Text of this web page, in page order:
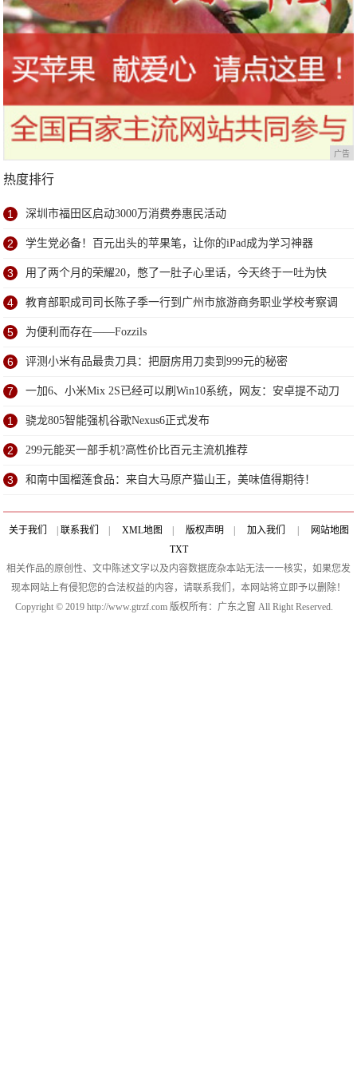
广告
热度排行
1 深圳市福田区启动3000万消费券惠民活动
2 学生党必备！百元出头的苹果笔，让你的iPad成为学习神器
3 用了两个月的荣耀20，憋了一肚子心里话，今天终于一吐为快
4 教育部职成司司长陈子季一行到广州市旅游商务职业学校考察调
研
5 为便利而存在——Fozzils
6 评测小米有品最贵刀具：把厨房用刀卖到999元的秘密
7 一加6、小米Mix 2S已经可以刷Win10系统，网友：安卓提不动刀
了？
1 骁龙805智能强机谷歌Nexus6正式发布
2 299元能买一部手机?高性价比百元主流机推荐
3 和南中国榴莲食品：来自大马原产猫山王，美味值得期待！
关于我们 | 联系我们 | XML地图 | 版权声明 | 加入我们 |
网站地图
TXT
相关作品的原创性、文中陈述文字以及内容数据庞杂本站无法一一核实，如果您发
现本网站上有侵犯您的合法权益的内容，请联系我们，本网站将立即予以删除！
Copyright © 2019 http://www.gtrzf.com 版权所有：广东之窗 All Right Reserved.